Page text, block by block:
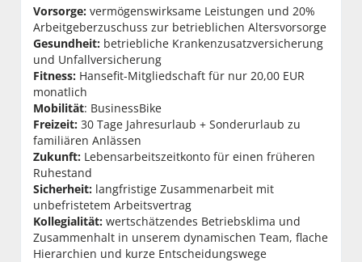
Vorsorge: vermögenswirksame Leistungen und 20%
Arbeitgeberzuschuss zur betrieblichen Altersvorsorge
Gesundheit: betriebliche Krankenzusatzversicherung
und Unfallversicherung
Fitness: Hansefit-Mitgliedschaft für nur 20,00 EUR
monatlich
Mobilität: BusinessBike
Freizeit: 30 Tage Jahresurlaub + Sonderurlaub zu
familiären Anlässen
Zukunft: Lebensarbeitszeitkonto für einen früheren
Ruhestand
Sicherheit: langfristige Zusammenarbeit mit
unbefristetem Arbeitsvertrag
Kollegialität: wertschätzendes Betriebsklima und
Zusammenhalt in unserem dynamischen Team, flache
Hierarchien und kurze Entscheidungswege